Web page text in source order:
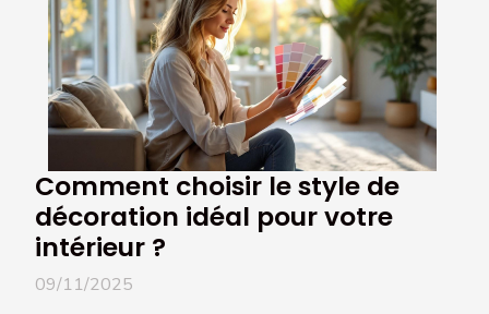
Comment choisir le style de
décoration idéal pour votre
intérieur ?
09/11/2025